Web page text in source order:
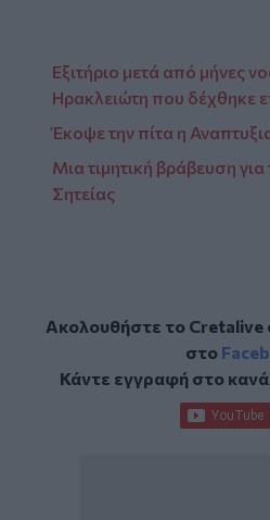
Εξιτήριο μετά από μήνες
Ηρακλειώτη που δέχθηκε
Έκοψε την πίτα η
Μια τιμητική βράβευση
Σητείας
Ακολουθήστε το Cretalive
στο
Κάντε εγγραφή στο